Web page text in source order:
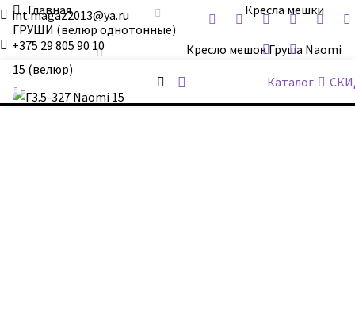
int.magaz2013@ya.ru
+375 29 805 90 10
ДримБэг.бай Каталог
Главная
Кресла мешки
ГРУШИ (велюр однотонные)
Кресло мешок Груша Naomi
15 (велюр)